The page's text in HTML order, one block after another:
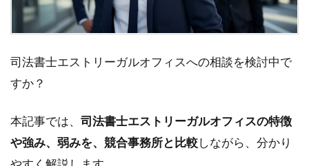
司法書士エストリーガルオフィスへの相談を検討中で
すか？
本記事では、 司法書士エストリーガルオフィスの特徴
や強み、弱みを、競合事務所と比較しながら、分かり